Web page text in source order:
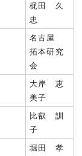
梶田 久
忠
名古屋
拓本研究
会
大岸 恵
美子
比叡 訓
子
堀田 孝